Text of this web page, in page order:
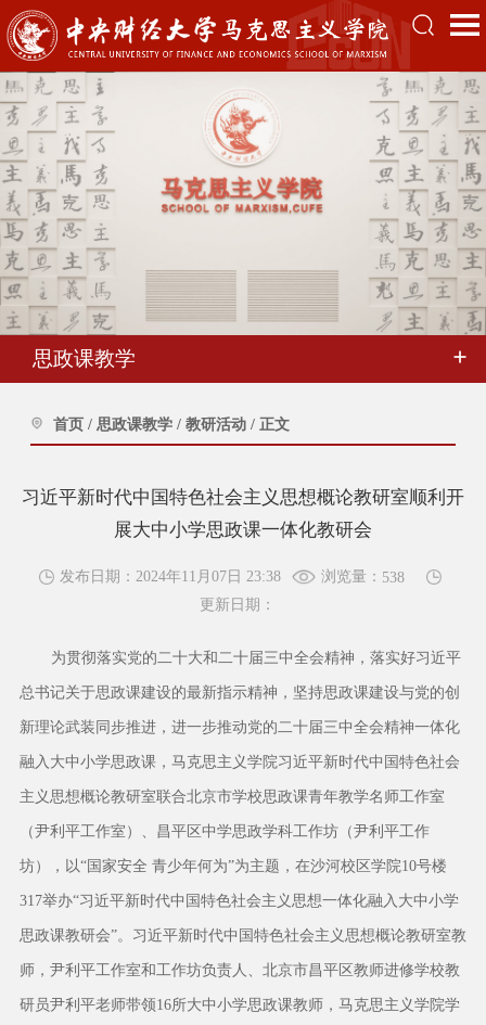
思政课教学
首页 / 思政课教学 / 教研活动 / 正文
习近平新时代中国特色社会主义思想概论教研室顺利开
展大中小学思政课一体化教研会
发布日期：2024年11月07日 23:38 浏览量： 538
更新日期：
为贯彻落实党的二十大和二十届三中全会精神，落实好习近平
总书记关于思政课建设的最新指示精神，坚持思政课建设与党的创
新理论武装同步推进，进一步推动党的二十届三中全会精神一体化
融入大中小学思政课，马克思主义学院习近平新时代中国特色社会
主义思想概论教研室联合北京市学校思政课青年教学名师工作室
（尹利平工作室）、昌平区中学思政学科工作坊（尹利平工作
坊），以“国家安全 青少年何为”为主题，在沙河校区学院10号楼
317举办“习近平新时代中国特色社会主义思想一体化融入大中小学
思政课教研会”。习近平新时代中国特色社会主义思想概论教研室教
师，尹利平工作室和工作坊负责人、北京市昌平区教师进修学校教
研员尹利平老师带领16所大中小学思政课教师，马克思主义学院学